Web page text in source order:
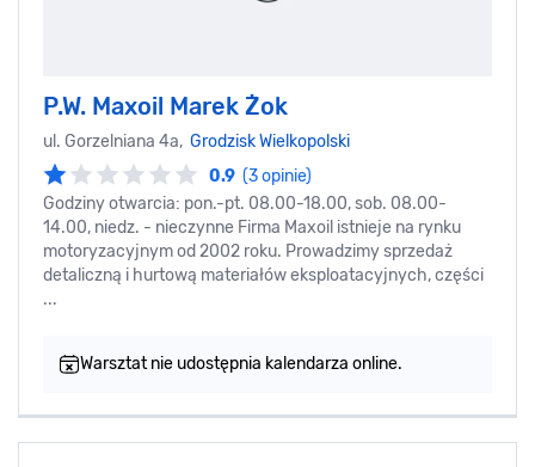
P.W. Maxoil Marek Żok
ul. Gorzelniana 4a, Grodzisk Wielkopolski
0.9 (3 opinie)
Godziny otwarcia: pon.-pt. 08.00-18.00, sob. 08.00-
14.00, niedz. - nieczynne Firma Maxoil istnieje na rynku
motoryzacyjnym od 2002 roku. Prowadzimy sprzedaż
detaliczną i hurtową materiałów eksploatacyjnych, części
...
Warsztat nie udostępnia kalendarza online.